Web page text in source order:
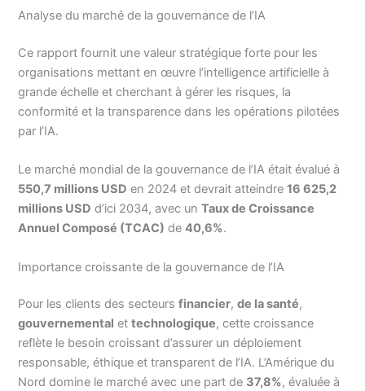
Analyse du marché de la gouvernance de l’IA
Ce rapport fournit une valeur stratégique forte pour les
organisations mettant en œuvre l’intelligence artificielle à
grande échelle et cherchant à gérer les risques, la
conformité et la transparence dans les opérations pilotées
par l’IA.
Le marché mondial de la gouvernance de l’IA était évalué à
550,7 millions USD en 2024 et devrait atteindre16 625,2
millions USD d’ici 2034, avec unTaux de Croissance
Annuel Composé (TCAC) de40,6%.
Importance croissante de la gouvernance de l’IA
Pour les clients des secteursfinancier,de la santé,
gouvernemental ettechnologique, cette croissance
reflète le besoin croissant d’assurer un déploiement
responsable, éthique et transparent de l’IA. L’Amérique du
Nord domine le marché avec une part de 37,8%, évaluée à